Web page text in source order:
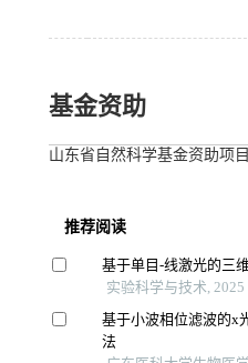
基金资助
山东省自然科学基金资助项目